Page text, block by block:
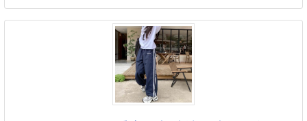
粉嫩細緻的肉質搭配豐厚鴨皮，料理時先將鴨皮朝下慢
慢煎香，油脂自然逼出，表皮煎到金黃焦香，裡面的鴨
肉依然保有鮮嫩與肉汁，一口咬下超有滿足感！
▪️款式：米白開心小狗、糖豆小狗、波點小狗